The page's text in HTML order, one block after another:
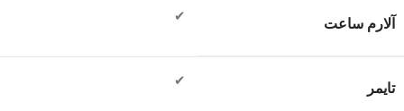
آلارم ساعت
✔
تایمر
✔